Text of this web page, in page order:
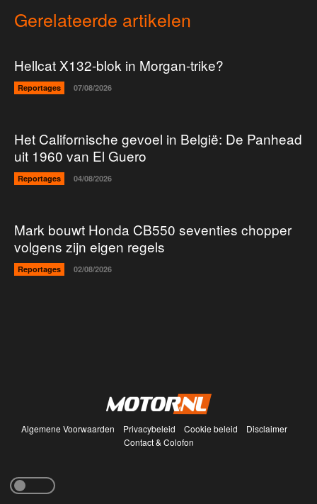
Gerelateerde artikelen
Hellcat X132-blok in Morgan-trike?
Reportages 07/08/2026
Het Californische gevoel in België: De Panhead
uit 1960 van El Guero
Reportages 04/08/2026
Mark bouwt Honda CB550 seventies chopper
volgens zijn eigen regels
Reportages 02/08/2026
Algemene Voorwaarden Privacybeleid Cookie beleid
Disclaimer
Contact & Colofon